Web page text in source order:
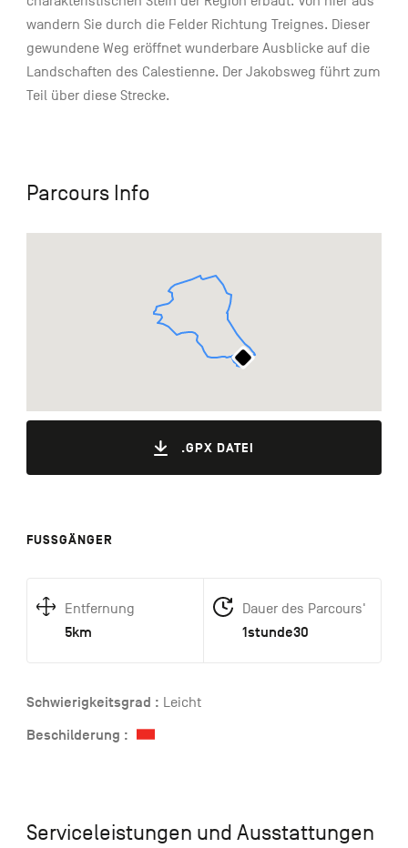
wandern Sie durch die Felder Richtung Treignes. Dieser
gewundene Weg eröffnet wunderbare Ausblicke auf die
Landschaften des Calestienne. Der Jakobsweg führt zum
Teil über diese Strecke.
Parcours Info
.GPX DATEI
FUSSGÄNGER
Entfernung
5km
Dauer des Parcours'
1stunde30
Schwierigkeitsgrad : Leicht
Beschilderung :
Serviceleistungen und Ausstattungen